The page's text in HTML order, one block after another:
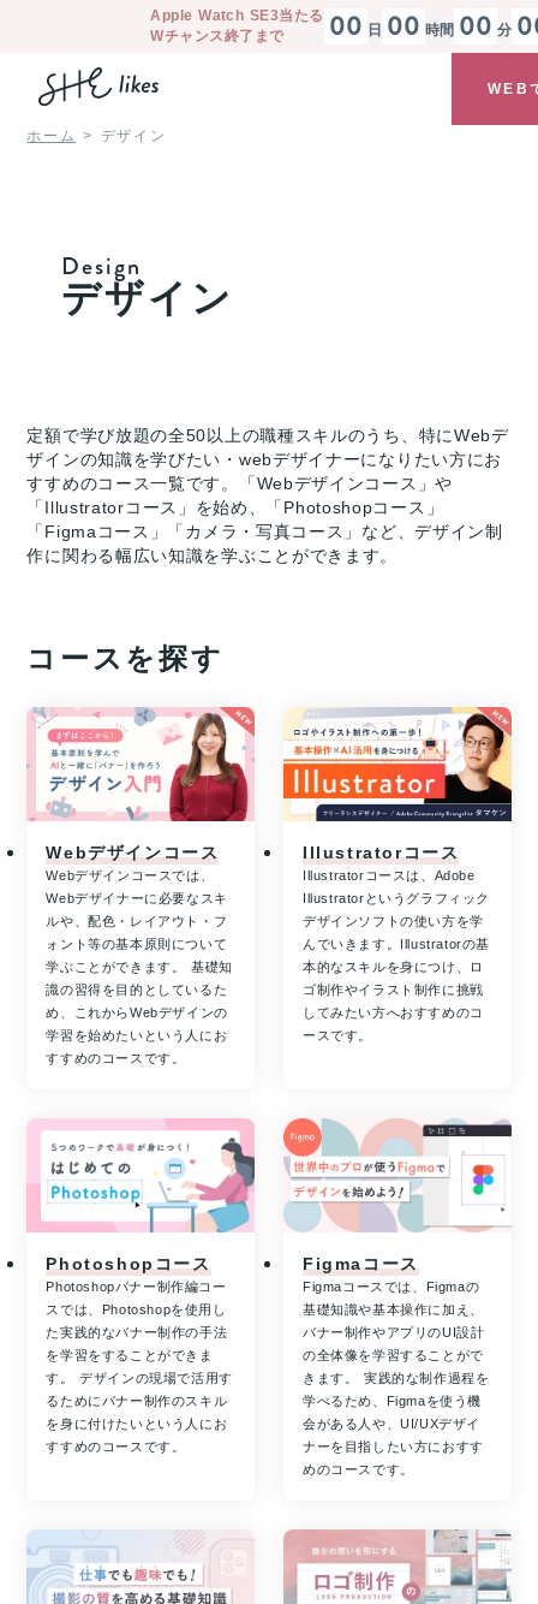
Apple Watch SE3当たる
Wチャンス終了まで
00 日 00 時間 00 分
WEB
ホーム デザイン
Design
デザイン
定額で学び放題の全50以上の職種スキルのうち、特にWebデ
ザインの知識を学びたい・webデザイナーになりたい方にお
すすめのコース一覧です。「Webデザインコース」や
「Illustratorコース」を始め、「Photoshopコース」
「Figmaコース」「カメラ・写真コース」など、デザイン制
作に関わる幅広い知識を学ぶことができます。
コースを探す
Webデザインコース
Webデザインコースでは、
Webデザイナーに必要なスキ
ルや、配色・レイアウト・フ
ォント等の基本原則について
学ぶことができます。 基礎知
識の習得を目的としているた
め、これからWebデザインの
学習を始めたいという人にお
すすめのコースです。
Illustratorコース
Illustratorコースは、Adobe
Illustratorというグラフィック
デザインソフトの使い方を学
んでいきます。Illustratorの基
本的なスキルを身につけ、ロ
ゴ制作やイラスト制作に挑戦
してみたい方へおすすめのコ
ースです。
Photoshopコース
Photoshopバナー制作編コー
スでは、Photoshopを使用し
た実践的なバナー制作の手法
を学習をすることができま
す。 デザインの現場で活用す
るためにバナー制作のスキル
を身に付けたいという人にお
すすめのコースです。
Figmaコース
Figmaコースでは、Figmaの
基礎知識や基本操作に加え、
バナー制作やアプリのUI設計
の全体像を学習することがで
きます。 実践的な制作過程を
学べるため、Figmaを使う機
会がある人や、UI/UXデザイ
ナーを目指したい方におすす
めのコースです。